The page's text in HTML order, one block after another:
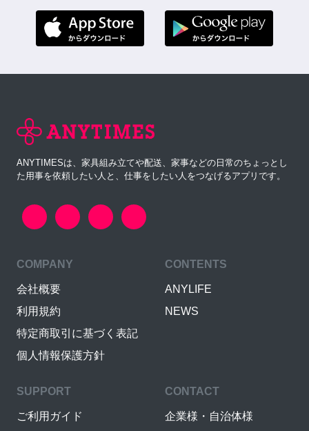
ANYTIMESは、家具組み立てや配送、家事などの日常のちょっとし
た用事を依頼したい人と、仕事をしたい人をつなげるアプリです。
COMPANY
会社概要
利用規約
特定商取引に基づく表記
個人情報保護方針
CONTENTS
ANYLIFE
NEWS
SUPPORT
ご利用ガイド
CONTACT
企業様・自治体様